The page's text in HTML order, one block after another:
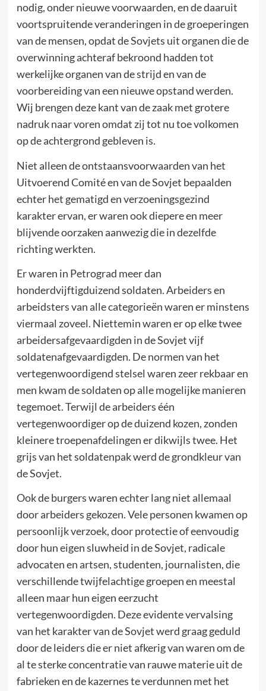
nodig, onder nieuwe voorwaarden, en de daaruit
voortspruitende veranderingen in de groeperingen
van de mensen, opdat de Sovjets uit organen die de
overwinning achteraf bekroond hadden tot
werkelijke organen van de strijd en van de
voorbereiding van een nieuwe opstand werden.
Wij brengen deze kant van de zaak met grotere
nadruk naar voren omdat zij tot nu toe volkomen
op de achtergrond gebleven is.
Niet alleen de ontstaansvoorwaarden van het
Uitvoerend Comité en van de Sovjet bepaalden
echter het gematigd en verzoeningsgezind
karakter ervan, er waren ook diepere en meer
blijvende oorzaken aanwezig die in dezelfde
richting werkten.
Er waren in Petrograd meer dan
honderdvijftigduizend soldaten. Arbeiders en
arbeidsters van alle categorieën waren er minstens
viermaal zoveel. Niettemin waren er op elke twee
arbeidersafgevaardigden in de Sovjet vijf
soldatenafgevaardigden. De normen van het
vertegenwoordigend stelsel waren zeer rekbaar en
men kwam de soldaten op alle mogelijke manieren
tegemoet. Terwijl de arbeiders één
vertegenwoordiger op de duizend kozen, zonden
kleinere troepenafdelingen er dikwijls twee. Het
grijs van het soldatenpak werd de grondkleur van
de Sovjet.
Ook de burgers waren echter lang niet allemaal
door arbeiders gekozen. Vele personen kwamen op
persoonlijk verzoek, door protectie of eenvoudig
door hun eigen sluwheid in de Sovjet, radicale
advocaten en artsen, studenten, journalisten, die
verschillende twijfelachtige groepen en meestal
alleen maar hun eigen eerzucht
vertegenwoordigden. Deze evidente vervalsing
van het karakter van de Sovjet werd graag geduld
door de leiders die er niet afkerig van waren om de
al te sterke concentratie van rauwe materie uit de
fabrieken en de kazernes te verdunnen met het